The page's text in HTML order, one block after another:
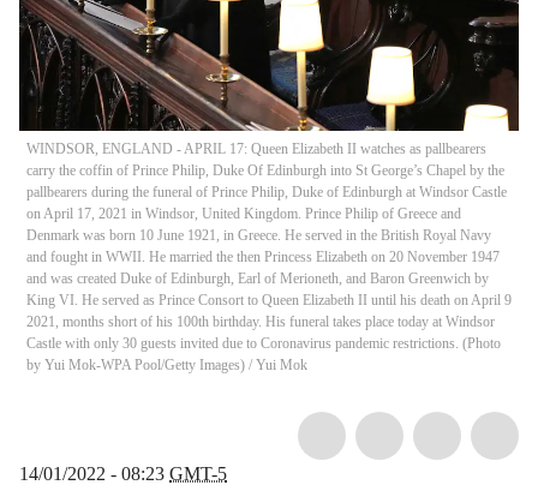
WINDSOR, ENGLAND - APRIL 17: Queen Elizabeth II watches as pallbearers
carry the coffin of Prince Philip, Duke Of Edinburgh into St George’s Chapel by the
pallbearers during the funeral of Prince Philip, Duke of Edinburgh at Windsor Castle
on April 17, 2021 in Windsor, United Kingdom. Prince Philip of Greece and
Denmark was born 10 June 1921, in Greece. He served in the British Royal Navy
and fought in WWII. He married the then Princess Elizabeth on 20 November 1947
and was created Duke of Edinburgh, Earl of Merioneth, and Baron Greenwich by
King VI. He served as Prince Consort to Queen Elizabeth II until his death on April 9
2021, months short of his 100th birthday. His funeral takes place today at Windsor
Castle with only 30 guests invited due to Coronavirus pandemic restrictions. (Photo
by Yui Mok-WPA Pool/Getty Images) / Yui Mok
14/01/2022 - 08:23 GMT-5